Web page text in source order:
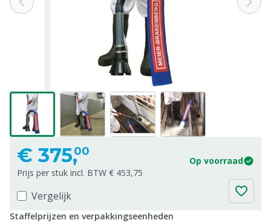
€ 375,00
Op voorraad
Prijs per stuk incl. BTW € 453,75
Vergelijk
Staffelprijzen en verpakkingseenheden